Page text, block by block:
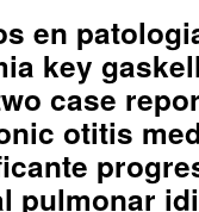
en
key
case
otitis
pulmonar